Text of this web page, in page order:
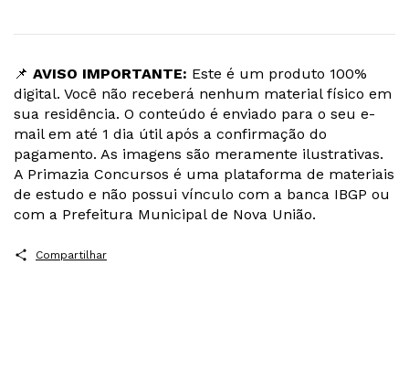
📌 AVISO IMPORTANTE: Este é um produto 100%
digital. Você não receberá nenhum material físico em
sua residência. O conteúdo é enviado para o seu e-
mail em até 1 dia útil após a confirmação do
pagamento. As imagens são meramente ilustrativas.
A Primazia Concursos é uma plataforma de materiais
de estudo e não possui vínculo com a banca IBGP ou
com a Prefeitura Municipal de Nova União.
Compartilhar